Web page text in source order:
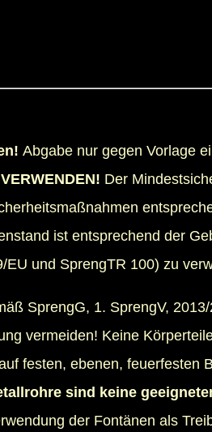
Abgabe nur gegen Vorlage
Der
ist entsprechend der
und SprengTR 100) zu
SprengG, 1. SprengV,
vermeiden! Keine
festen, ebenen, feuerfesten
sind keine
der Fontänen als